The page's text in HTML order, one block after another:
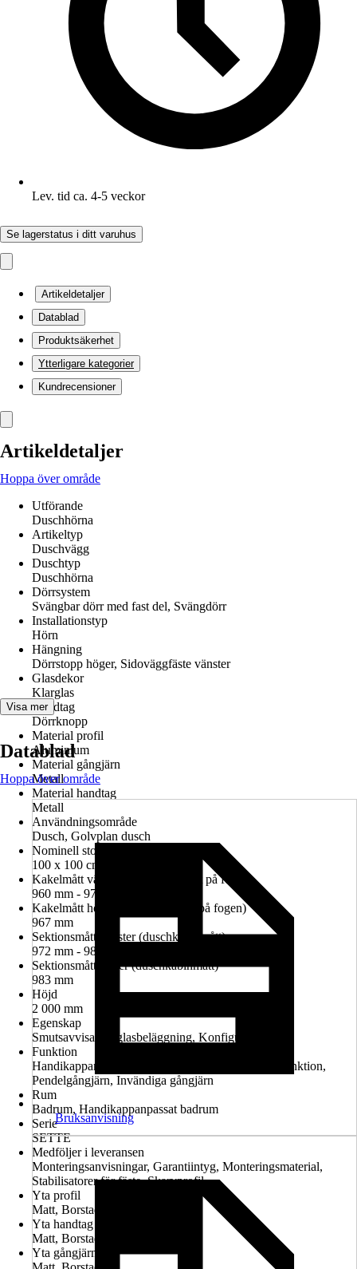
Lev. tid ca. 4-5 veckor
Se lagerstatus i ditt varuhus
Artikeldetaljer
Datablad
Produktsäkerhet
Ytterligare kategorier
Kundrecensioner
Artikeldetaljer
Hoppa över område
Utförande
Duschhörna
Artikeltyp
Duschvägg
Duschtyp
Duschhörna
Dörrsystem
Svängbar dörr med fast del, Svängdörr
Installationstyp
Hörn
Hängning
Dörrstopp höger, Sidoväggfäste vänster
Glasdekor
Klarglas
Handtag
Dörrknopp
Material profil
Aluminium
Material gångjärn
Metall
Material handtag
Metall
Användningsområde
Dusch, Golvplan dusch
Nominell storlek i cm
100 x 100 cm
Kakelmått vänster (glasrutans mitt på fogen)
960 mm - 974 mm
Kakelmått höger (glasrutans mitt på fogen)
967 mm
Sektionsmått vänster (duschkabinmått)
972 mm - 986 mm
Sektionsmått höger (duschkabinmått)
983 mm
Höjd
2 000 mm
Egenskap
Smutsavvisande glasbeläggning, Konfigurerbar
Funktion
Handikappanpassad montering möjlig, Lyft-sänk-funktion,
Pendelgångjärn, Invändiga gångjärn
Rum
Badrum, Handikappanpassat badrum
Serie
SETTE
Medföljer i leveransen
Monteringsanvisningar, Garantiintyg, Monteringsmaterial,
Stabilisatorer för fäste, Skarvprofil
Yta profil
Matt, Borstad
Yta handtag
Matt, Borstad
Yta gångjärn
Visa mer
Datablad
Hoppa över område
Bruksanvisning